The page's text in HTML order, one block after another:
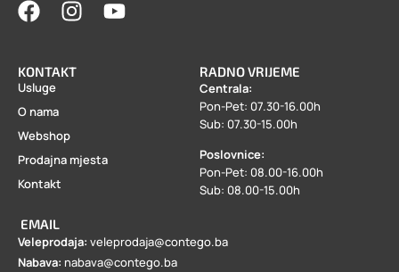
KONTAKT
Usluge
O nama
Webshop
Prodajna mjesta
Kontakt
EMAIL
Veleprodaja: veleprodaja@contego.ba
Nabava: nabava@contego.ba
RADNO VRIJEME
Centrala:
Pon-Pet: 07.30-16.00h
Sub: 07.30-15.00h
Poslovnice:
Pon-Pet: 08.00-16.00h
Sub: 08.00-15.00h